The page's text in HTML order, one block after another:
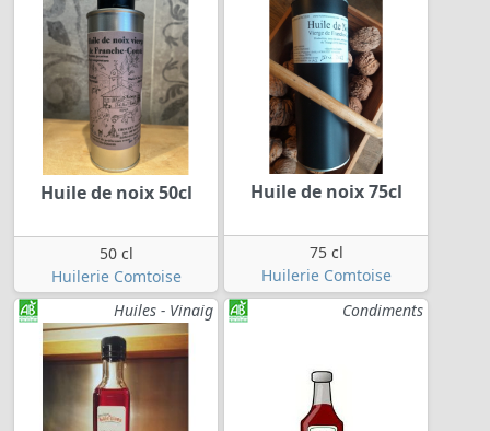
Huile de noix 50cl
50 cl
Huilerie Comtoise
Huile de noix 75cl
75 cl
Huilerie Comtoise
Huiles - Vinaig
Condiments